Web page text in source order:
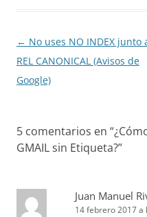
Navegación
de
entradas
← No uses NO INDEX junto
REL CANONICAL (Avisos de
Google)
5 comentarios en “
GMAIL sin Etiqueta?”
Juan Manuel
14 febrero 2017 a